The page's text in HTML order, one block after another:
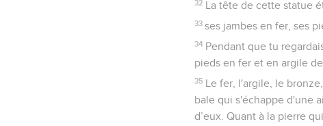
32 La tête de cette statue
33 ses jambes en fer, ses
34 Pendant que tu
pieds en fer et en argile
35 Le fer, l'argile, le
bale qui s'échappe d'une
d’eux. Quant à la pierre